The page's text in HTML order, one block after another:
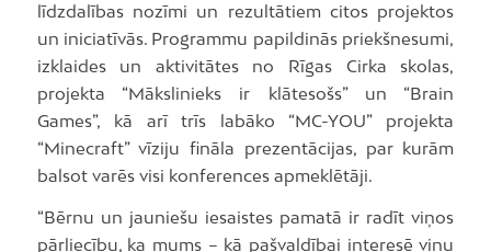
līdzdalības nozīmi un rezultātiem citos projektos
un iniciatīvās. Programmu papildinās priekšnesumi,
izklaides un aktivitātes no Rīgas Cirka skolas,
projekta “Mākslinieks ir klātesošs” un “Brain
Games”, kā arī trīs labāko “MC-YOU” projekta
“Minecraft” vīziju fināla prezentācijas, par kurām
balsot varēs visi konferences apmeklētāji.
“Bērnu un jauniešu iesaistes pamatā ir radīt viņos
pārliecību, ka mums – kā pašvaldībai interesē viņu